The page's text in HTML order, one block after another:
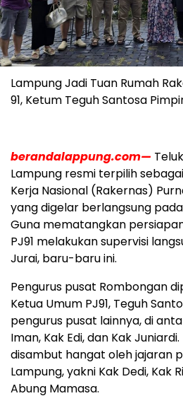
Lampung Jadi Tuan Rumah
91, Ketum Teguh Santosa
berandalappung.com—
Lampung resmi terpilih
Kerja Nasional (Rakernas)
yang digelar berlangsung
Guna mematangkan
PJ91 melakukan supervisi
Jurai, baru-baru ini.
Pengurus pusat Rombongan
Ketua Umum PJ91, Teguh
pengurus pusat lainnya, di
Iman, Kak Edi, dan Kak
disambut hangat oleh jajaran
Lampung, yakni Kak Dedi, Kak
Abung Mamasa.